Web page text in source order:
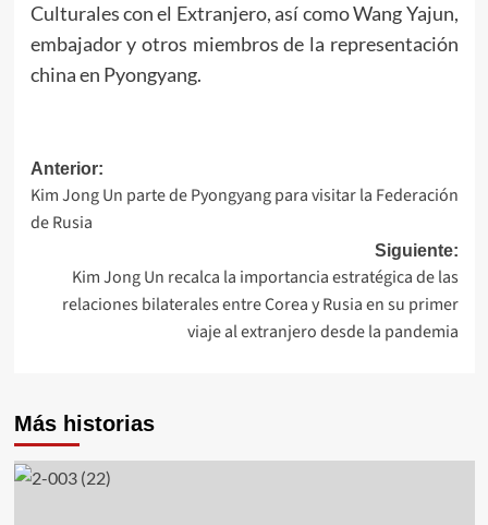
Culturales con el Extranjero, así como Wang Yajun,
embajador y otros miembros de la representación
china en Pyongyang.
Navegación
de
Anterior:
Kim Jong Un parte de Pyongyang para visitar la Federación
de Rusia
Siguiente:
Kim Jong Un recalca la importancia estratégica de las
relaciones bilaterales entre Corea y Rusia en su primer
viaje al extranjero desde la pandemia
Más historias